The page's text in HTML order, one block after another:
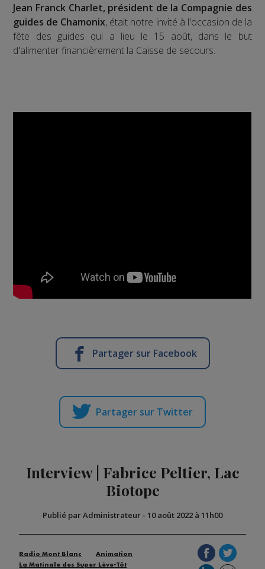
Jean Franck Charlet, président de la Compagnie des
guides de Chamonix, était notre invité à l'occasion de la
fête des guides qui a lieu le 15 août, dans le but
d'alimenter financièrement la Caisse de secours.
Partager sur Facebook
Partager sur Twitter
Interview | Fabrice Peltier, Lac
Biotope
Publié par Administrateur - 10 août 2022 à 11h00
Radio Mont Blanc
Animation
La Matinale des Super Lève-Tôt